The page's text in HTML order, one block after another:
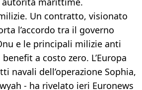
Un contratto, visionato
l’accordo tra il governo
e le principali milizie anti
a costo zero. L’Europa
navali dell’operazione Sophia,
- ha rivelato ieri Euronews